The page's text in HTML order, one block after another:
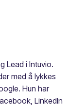
Lead i Intuvio.
med å lykkes
Hun har
LinkedIn